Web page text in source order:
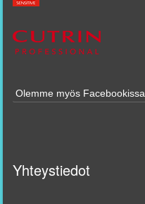
Olemme myös Facebookissa
Yhteystiedot